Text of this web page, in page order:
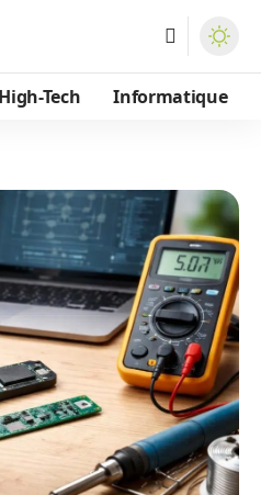
High-Tech Informatique